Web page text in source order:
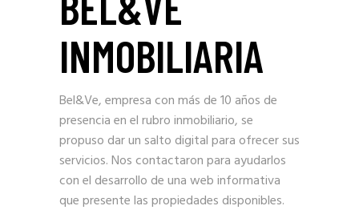
INMOBILIARIA
Bel&Ve, empresa con más de 10 años de
presencia en el rubro inmobiliario, se
propuso dar un salto digital para ofrecer sus
servicios. Nos contactaron para ayudarlos
con el desarrollo de una web informativa
que presente las propiedades disponibles.